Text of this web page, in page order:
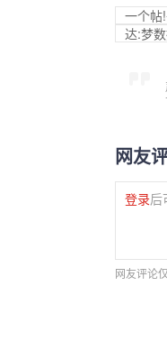
一个帖
达:梦
网友
登录后
网友评论